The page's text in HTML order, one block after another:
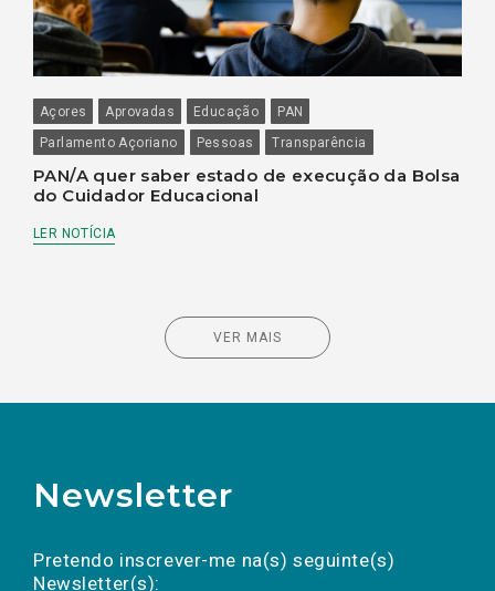
Açores Aprovadas Educação
PAN
Parlamento Açoriano
Pessoas Transparência
PAN/A quer saber estado de execução da Bolsa
do Cuidador Educacional
LER NOTÍCIA
VER MAIS
Newsletter
Pretendo inscrever-me na(s) seguinte(s)
Newsletter(s):
a(s) newsletter(s).
mail